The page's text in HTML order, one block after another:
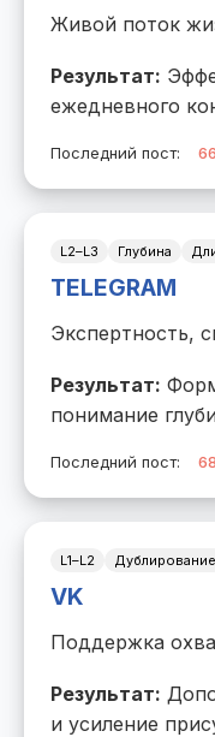
Живой поток
Результат:
ежедневного
Последний пост:
L2–L3 Глубина
TELEGRAM
Экспертность,
Результат:
понимание
Последний пост:
L1–L2 Дублирование
VK
Поддержка
Результат:
и усиление